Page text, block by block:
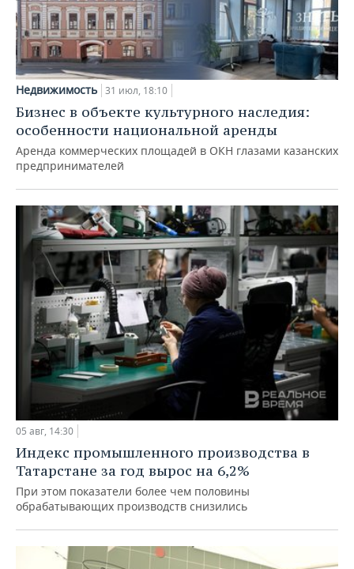
Недвижимость 31 июл, 18:10
Бизнес в объекте культурного наследия:
особенности национальной аренды
Аренда коммерческих площадей в ОКН глазами казанских
предпринимателей
05 авг, 14:30
Индекс промышленного производства в
Татарстане за год вырос на 6,2%
При этом показатели более чем половины
обрабатывающих производств снизились